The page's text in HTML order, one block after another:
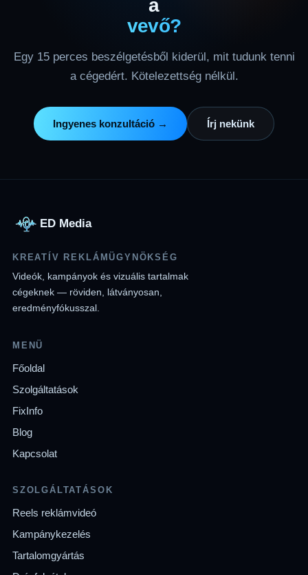
a
vevő?
Egy 15 perces beszélgetésből kiderül, mit tudunk tenni
a cégedért. Kötelezettség nélkül.
Ingyenes konzultáció → Írj nekünk
ED Media
KREATÍV REKLÁMÜGYNÖKSÉG
Videók, kampányok és vizuális tartalmak
cégeknek — röviden, látványosan,
eredményfókusszal.
MENÜ
Főoldal
Szolgáltatások
FixInfo
Blog
Kapcsolat
SZOLGÁLTATÁSOK
Reels reklámvideó
Kampánykezelés
Tartalomgyártás